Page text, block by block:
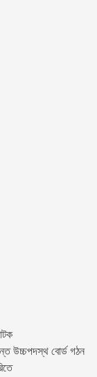
উচ্চপদস্থ বোর্ড গঠন